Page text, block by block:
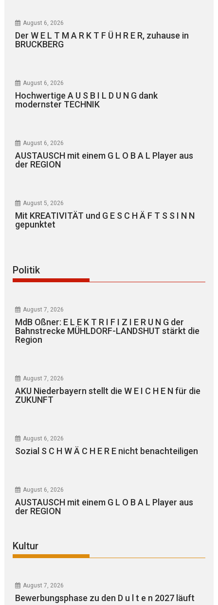
August 6, 2026
Der W E L T M A R K T F Ü H R E R, zuhause in
BRUCKBERG
August 6, 2026
Hochwertige A U S B I L D U N G dank
modernster TECHNIK
August 6, 2026
AUSTAUSCH mit einem G L O B A L Player aus
der REGION
August 5, 2026
Mit KREATIVITÄT und G E S C H Ä F T S S I N N
gepunktet
Politik
August 7, 2026
MdB Oßner: E L E K T R I F I Z I E R U N G der
Bahnstrecke MÜHLDORF-LANDSHUT stärkt die
Region
August 7, 2026
AKU Niederbayern stellt die W E I C H E N für die
ZUKUNFT
August 6, 2026
Sozial S C H W Ä C H E R E nicht benachteiligen
August 6, 2026
AUSTAUSCH mit einem G L O B A L Player aus
der REGION
Kultur
August 7, 2026
Bewerbungsphase zu den D u l t e n 2027 läuft